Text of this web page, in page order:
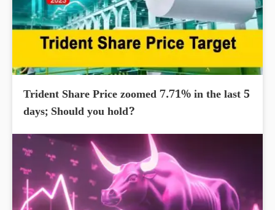
Trident Share Price zoomed 7.71% in the last 5
days; Should you hold?